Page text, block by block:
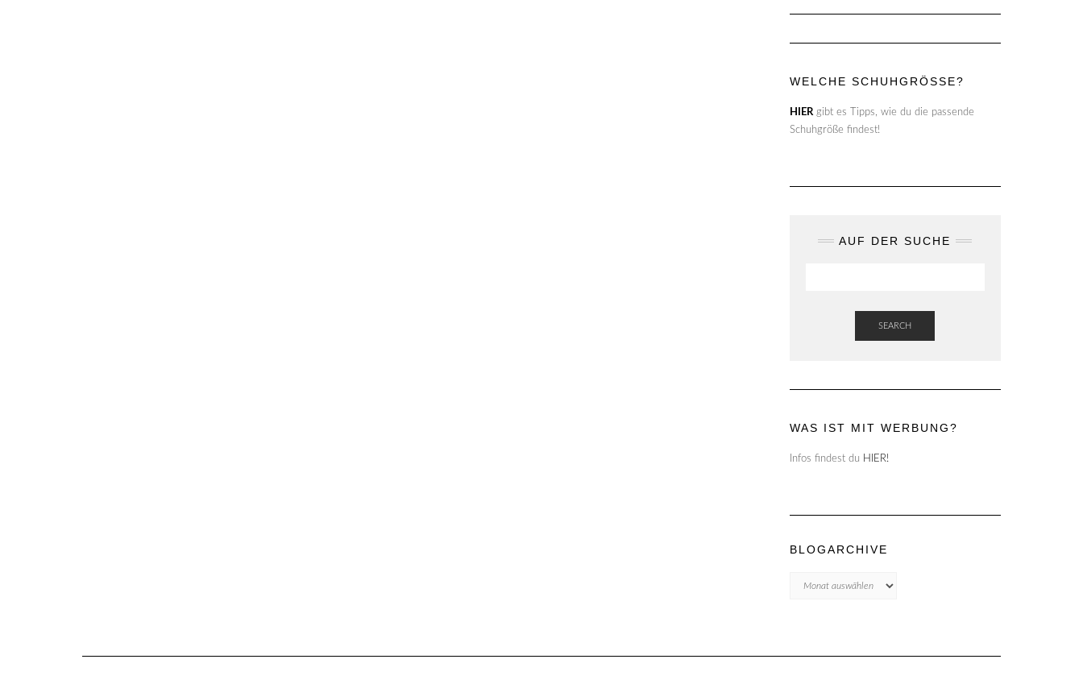
WELCHE SCHUHGRÖSSE?
HIERgibt es Tipps, wie du die passende
Schuhgröße findest!
AUF DER SUCHE
SEARCH
WAS IST MIT WERBUNG?
Infos findest du HIER!
BLOGARCHIVE